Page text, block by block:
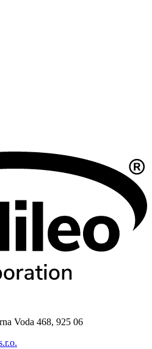
Voda 468, 925 06